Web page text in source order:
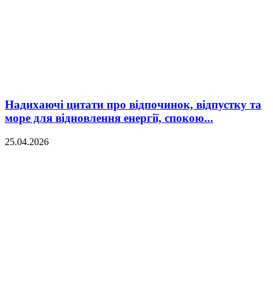
Надихаючі цитати про відпочинок, відпустку та
море для відновлення енергії, спокою...
25.04.2026